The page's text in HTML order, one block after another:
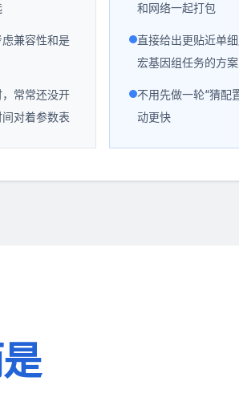
兼容性和是
常常还没开
对着参数表
和网络一起打包
直接给出更贴近单细
宏基因组任务的方案
不用先做一轮“猜配
动更快